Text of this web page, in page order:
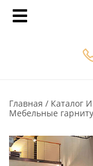
Главная Каталог
Мебельные